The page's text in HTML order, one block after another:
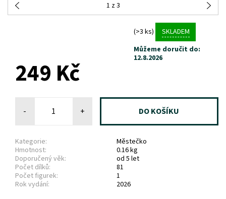
1 z 3
(>3 ks)
SKLADEM
Můžeme doručit do:
12.8.2026
249 Kč
- +
Kategorie:
Městečko
Hmotnost:
0.16 kg
Doporučený věk:
od 5 let
Počet dílků:
81
Počet figurek:
1
Rok vydání:
2026